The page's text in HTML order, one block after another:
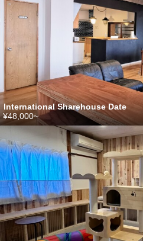
International Sharehouse Date
¥48,000~